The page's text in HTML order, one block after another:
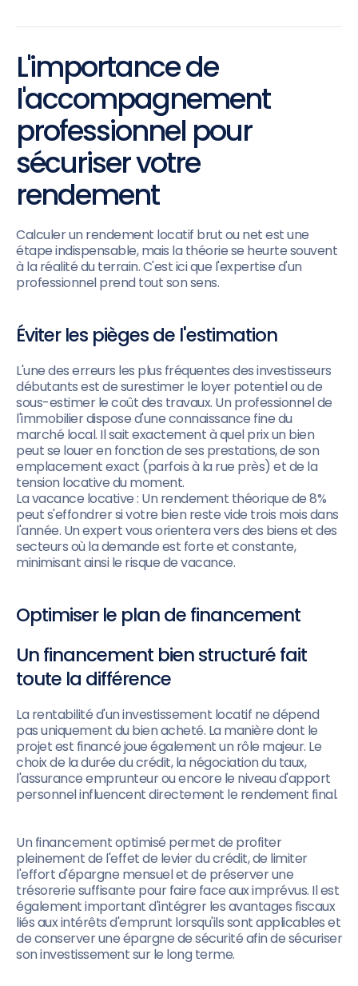
L'importance de
l'accompagnement
professionnel pour
sécuriser votre
rendement
Calculer un rendement locatif brut ou net est une
étape indispensable, mais la théorie se heurte souvent
à la réalité du terrain. C'est ici que l'expertise d'un
professionnel prend tout son sens.
Éviter les pièges de l'estimation
L'une des erreurs les plus fréquentes des investisseurs
débutants est de surestimer le loyer potentiel ou de
sous-estimer le coût des travaux. Un professionnel de
l'immobilier dispose d'une connaissance fine du
marché local. Il sait exactement à quel prix un bien
peut se louer en fonction de ses prestations, de son
emplacement exact (parfois à la rue près) et de la
tension locative du moment.
La vacance locative : Un rendement théorique de 8%
peut s'effondrer si votre bien reste vide trois mois dans
l'année. Un expert vous orientera vers des biens et des
secteurs où la demande est forte et constante,
minimisant ainsi le risque de vacance.
Optimiser le plan de financement
Un financement bien structuré fait
toute la différence
La rentabilité d'un investissement locatif ne dépend
pas uniquement du bien acheté. La manière dont le
projet est financé joue également un rôle majeur. Le
choix de la durée du crédit, la négociation du taux,
l'assurance emprunteur ou encore le niveau d'apport
personnel influencent directement le rendement final.
Un financement optimisé permet de profiter
pleinement de l'effet de levier du crédit, de limiter
l'effort d'épargne mensuel et de préserver une
trésorerie suffisante pour faire face aux imprévus. Il est
également important d'intégrer les avantages fiscaux
liés aux intérêts d'emprunt lorsqu'ils sont applicables et
de conserver une épargne de sécurité afin de sécuriser
son investissement sur le long terme.